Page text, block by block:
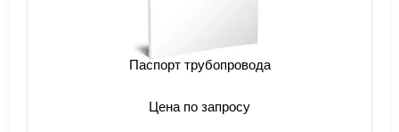
Паспорт трубопровода
Цена по запросу